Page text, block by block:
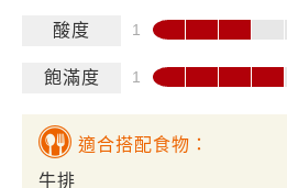
酸度
飽滿度
適合搭配食物：
牛排